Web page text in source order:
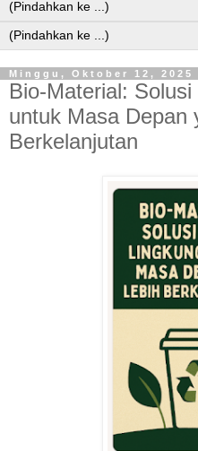
Minggu, Oktober 12, 2025
Bio-Material:
untuk Masa Depan
Berkelanjutan